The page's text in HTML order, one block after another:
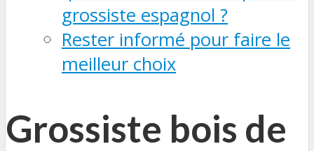
grossiste espagnol ?
Rester informé pour faire le
meilleur choix
Grossiste bois de